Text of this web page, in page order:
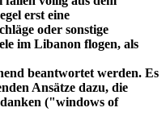
erst eine
oder sonstige
im Libanon flogen, als
beantwortet werden. Es
Ansätze dazu, die
("windows of